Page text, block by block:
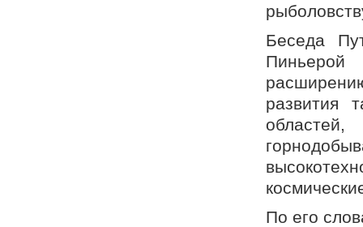
Беседа
Пиньерой
развития
По его